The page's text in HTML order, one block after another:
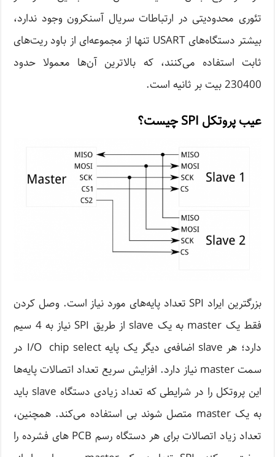
تئوری محدودیتی در ارتباطات سریال آسنکرون وجود ندارد،
بیشتر دستگاه‌های USART تنها از مجموعه‌ای از باود ریت‌های
ثابت استفاده می‌کنند، که بالاترین آن‌ها معمولا حدود
230400 بیت بر ثانیه است.
عیب پروتکل SPI چیست؟
بزرگترین ایراد SPI تعداد پایه‌های مورد نیاز است. وصل کردن
فقط یک master به یک slave از طریق SPI نیاز به 4 سیم
دارد؛ هر slave اضافه‌ی دیگر یک پایه I/O chip select در
سمت master نیاز دارد. افزایش سریع تعداد اتصالات پایه‌ها
این پروتکل را در شرایطی که تعداد زیادی دستگاه slave باید
به یک master متصل شوند بی استفاده می‌کند. همچنین،
تعداد زیاد اتصالات برای هر دستگاه رسم PCB های فشرده را